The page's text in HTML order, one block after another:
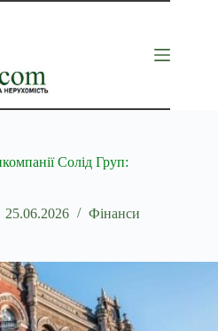
Солід Груп:
25.06.2026 Фінанси